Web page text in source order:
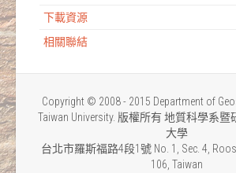
下載資源
相關聯結
Copyright © 2008 - 2015 Department of
Taiwan University. 版權所有 地質科學系
大學
台北市羅斯福路4段1號 No. 1, Sec. 4,
106, Taiwan